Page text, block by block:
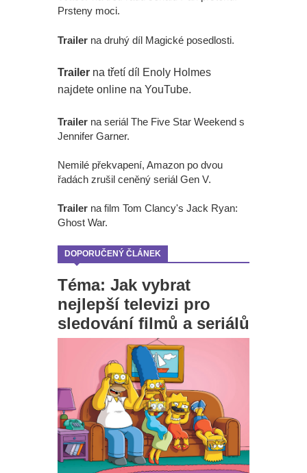
Prsteny moci.
Trailer na druhý díl Magické posedlosti.
Trailer na třetí díl Enoly Holmes
najdete online na YouTube.
Trailer na seriál The Five Star Weekend s
Jennifer Garner.
Nemilé překvapení, Amazon po dvou
řadách zrušil ceněný seriál Gen V.
Trailer na film Tom Clancy's Jack Ryan:
Ghost War.
DOPORUČENÝ ČLÁNEK
Téma: Jak vybrat
nejlepší televizi pro
sledování filmů a seriálů